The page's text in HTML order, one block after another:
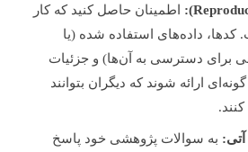
اطمینان حاصل کنید که کار
داده‌های استفاده شده (یا
دسترسی به آن‌ها) و جزئیات
ارائه شوند که دیگران بتوانند
سوالات پژوهشی خود پاسخ